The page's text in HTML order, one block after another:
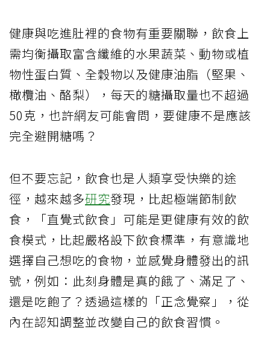
健康與吃進肚裡的食物有重要關聯，飲食上
需均衡攝取富含纖維的水果蔬菜、動物或植
物性蛋白質、全穀物以及健康油脂（堅果、
橄欖油、酪梨），每天的糖攝取量也不超過
50克，也許網友可能會問，要健康不是應該
完全避開糖嗎？
但不要忘記，飲食也是人類享受快樂的途
徑，越來越多研究發現，比起極端節制飲
食，「直覺式飲食」可能是更健康有效的飲
食模式，比起嚴格設下飲食標準，有意識地
選擇自己想吃的食物，並感覺身體發出的訊
號，例如：此刻身體是真的餓了、滿足了、
還是吃飽了？透過這樣的「正念覺察」，從
內在認知調整並改變自己的飲食習慣。